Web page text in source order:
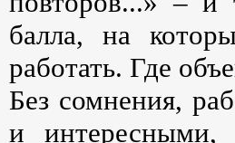
балла, на
работать. Где
Без сомнения,
и